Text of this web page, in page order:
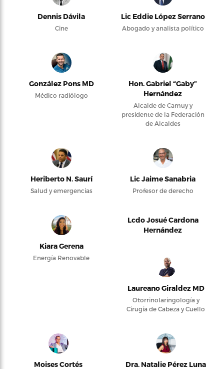
Dennis Dávila
Cine
Lic Eddie López Serrano
Abogado y analista político
González Pons MD
Médico radiólogo
Hon. Gabriel “Gaby”
Hernández
Alcalde de Camuy y
presidente de la Federación
de Alcaldes
Heriberto N. Saurí
Salud y emergencias
Lic Jaime Sanabria
Profesor de derecho
Kiara Gerena
Energía Renovable
Lcdo Josué Cardona
Hernández
Laureano Giraldez MD
Otorrinolaringología y
Cirugía de Cabeza y Cuello
Moises Cortés Dra. Natalie Pérez Luna